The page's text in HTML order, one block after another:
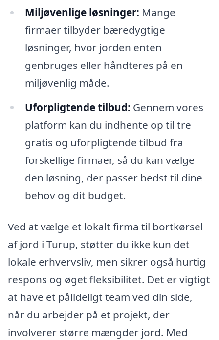
Miljøvenlige løsninger: Mange
firmaer tilbyder bæredygtige
løsninger, hvor jorden enten
genbruges eller håndteres på en
miljøvenlig måde.
Uforpligtende tilbud: Gennem vores
platform kan du indhente op til tre
gratis og uforpligtende tilbud fra
forskellige firmaer, så du kan vælge
den løsning, der passer bedst til dine
behov og dit budget.
Ved at vælge et lokalt firma til bortkørsel
af jord i Turup, støtter du ikke kun det
lokale erhvervsliv, men sikrer også hurtig
respons og øget fleksibilitet. Det er vigtigt
at have et pålideligt team ved din side,
når du arbejder på et projekt, der
involverer større mængder jord. Med